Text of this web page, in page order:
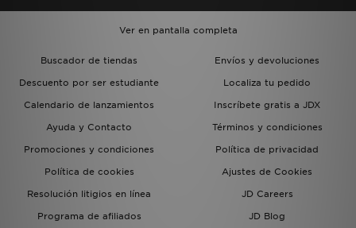
Ver en pantalla completa
Buscador de tiendas
Envíos y devoluciones
Descuento por ser estudiante
Localiza tu pedido
Calendario de lanzamientos
Inscríbete gratis a JDX
Ayuda y Contacto
Términos y condiciones
Promociones y condiciones
Política de privacidad
Política de cookies
Ajustes de Cookies
Resolución litigios en línea
JD Careers
Programa de afiliados
JD Blog